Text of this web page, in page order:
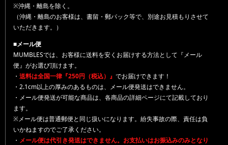
※沖縄・離島を除く。
（沖縄・離島のお客様は、書留・郵パック等で、別途お見積もりさせて
いただきます。）
■メール便
MUMBLESでは、お客様に送料を安くお届けする方法として『メール
便』がお選び頂けます。
・ 送料は全国一律『250円（税込）』 でお届けできます！
・2.1cm以上の厚みのあるものは、メール便発送はできません。
・メール便発送が可能な商品は、各商品の詳細ページにて記載しており
ます。
※メール便は普通郵便と同じ扱いになります。紛失事故の際、責任は負
いかねますのでご了承ください。
・ メール便は代引き発送はできません。お支払いはお振込みのみとなり